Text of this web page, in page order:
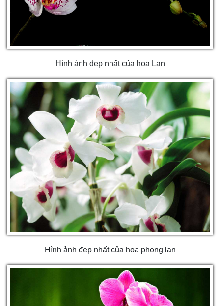
Hình ảnh đẹp nhất của hoa Lan
Hình ảnh đẹp nhất của hoa phong lan